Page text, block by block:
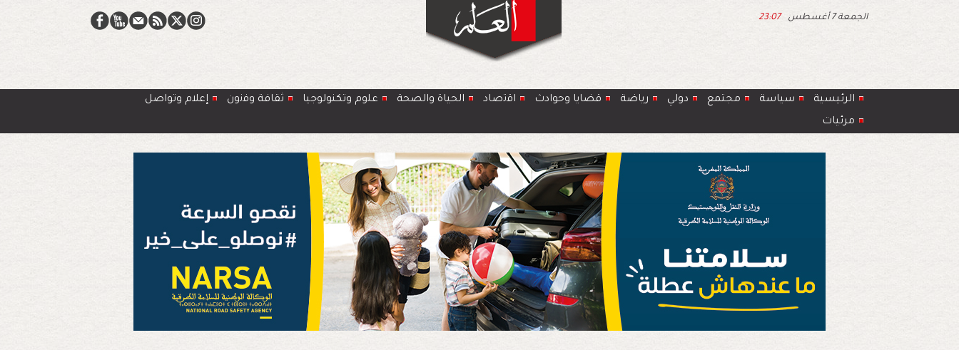
الجمعة 7 أغسطس 23:07
الرئيسية سياسة مجتمع دولي رياضة قضايا وحوادث اﻗﺗﺻﺎد الحياة والصحة ﻋﻠوم وتكنولوجيا ﺛﻘﺎﻓﺔ وﻓﻧون
إعلام وتواصل
مرئيات